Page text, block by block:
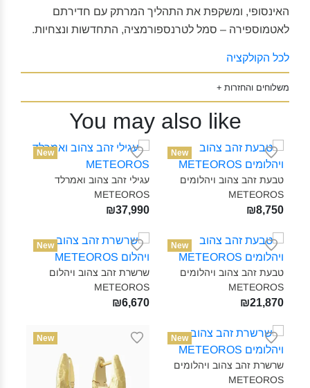
האינסופי, ומשקפת את התהליך המרתק עם חדירתם
לאטמוספירה – סמל לטרנספורמציה, התחדשות ונצחיות.
לכל הקולקציה
משלוחים והחזרות +
You may also like
New
טבעת זהב צהוב ויהלומים
METEOROS‎
₪8,750
New
עגילי זהב צהוב ואמרלד
METEOROS‎
₪37,990
New
טבעת זהב צהוב ויהלומים
METEOROS‎
₪21,870
New
שרשרת זהב צהוב ויהלום
METEOROS‎
₪6,670
New
שרשרת זהב צהוב ויהלומים
METEOROS‎
New